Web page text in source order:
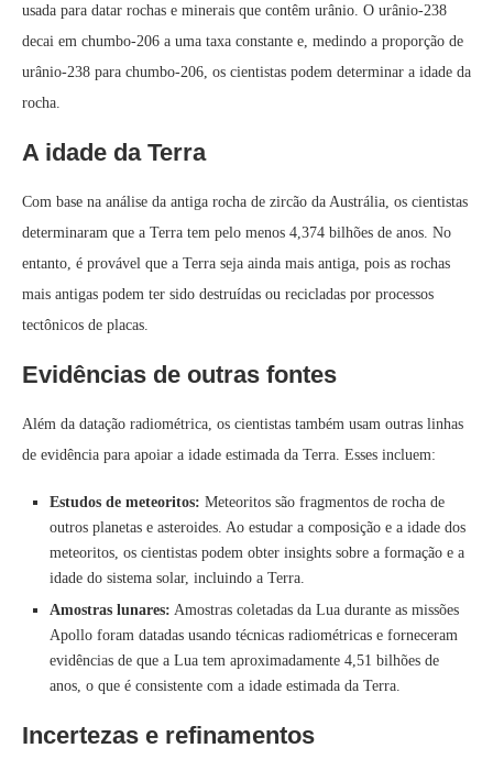
usada para datar rochas e minerais que contêm urânio. O urânio-238
decai em chumbo-206 a uma taxa constante e, medindo a proporção de
urânio-238 para chumbo-206, os cientistas podem determinar a idade da
rocha.
A idade da Terra
Com base na análise da antiga rocha de zircão da Austrália, os cientistas
determinaram que a Terra tem pelo menos 4,374 bilhões de anos. No
entanto, é provável que a Terra seja ainda mais antiga, pois as rochas
mais antigas podem ter sido destruídas ou recicladas por processos
tectônicos de placas.
Evidências de outras fontes
Além da datação radiométrica, os cientistas também usam outras linhas
de evidência para apoiar a idade estimada da Terra. Esses incluem:
Estudos de meteoritos: Meteoritos são fragmentos de rocha de
outros planetas e asteroides. Ao estudar a composição e a idade dos
meteoritos, os cientistas podem obter insights sobre a formação e a
idade do sistema solar, incluindo a Terra.
Amostras lunares: Amostras coletadas da Lua durante as missões
Apollo foram datadas usando técnicas radiométricas e forneceram
evidências de que a Lua tem aproximadamente 4,51 bilhões de
anos, o que é consistente com a idade estimada da Terra.
Incertezas e refinamentos